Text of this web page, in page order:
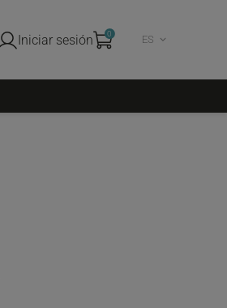
Iniciar sesión 0 ES